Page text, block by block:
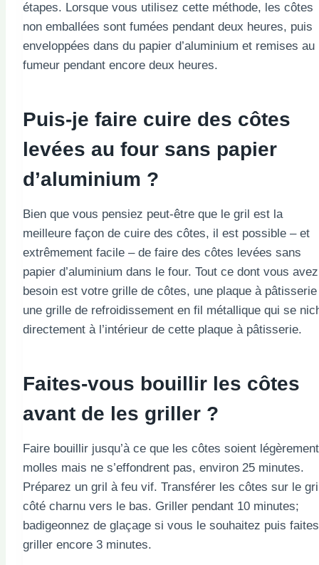
étapes. Lorsque vous utilisez cette méthode, les côtes
non emballées sont fumées pendant deux heures, puis
enveloppées dans du papier d’aluminium et remises au
fumeur pendant encore deux heures.
Puis-je faire cuire des côtes
levées au four sans papier
d’aluminium ?
Bien que vous pensiez peut-être que le gril est la
meilleure façon de cuire des côtes, il est possible – et
extrêmement facile – de faire des côtes levées sans
papier d’aluminium dans le four. Tout ce dont vous avez
besoin est votre grille de côtes, une plaque à
une grille de refroidissement en fil métallique qui se
directement à l’intérieur de cette plaque à pâtisserie.
Faites-vous bouillir les côtes
avant de les griller ?
Faire bouillir jusqu’à ce que les côtes soient légèrement
molles mais ne s’effondrent pas, environ 25 minutes.
Préparez un gril à feu vif. Transférer les côtes sur le
côté charnu vers le bas. Griller pendant 10 minutes;
badigeonnez de glaçage si vous le souhaitez puis faites
griller encore 3 minutes.